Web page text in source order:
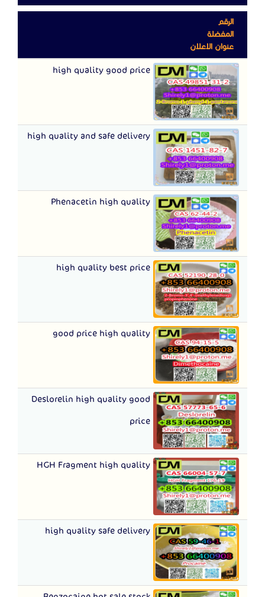
الرقم
المفضلة
عنوان الاعلان
high quality good price
high quality and safe delivery
Phenacetin high quality
high quality best price
good price high quality
Deslorelin high quality good
price
HGH Fragment high quality
high quality safe delivery